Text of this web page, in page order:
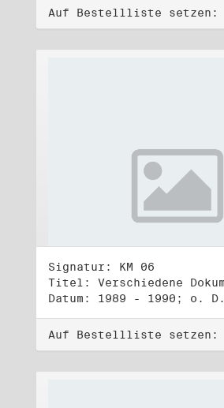
Auf Bestellliste setzen:
Signatur: KM 06
Datum: 1989 - 1990; o. D.
Auf Bestellliste setzen: